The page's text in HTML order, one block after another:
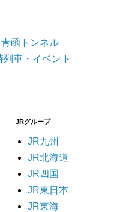
函トンネル
車・イベント
JRグループ
JR九州
JR北海道
JR四国
JR東日本
JR東海